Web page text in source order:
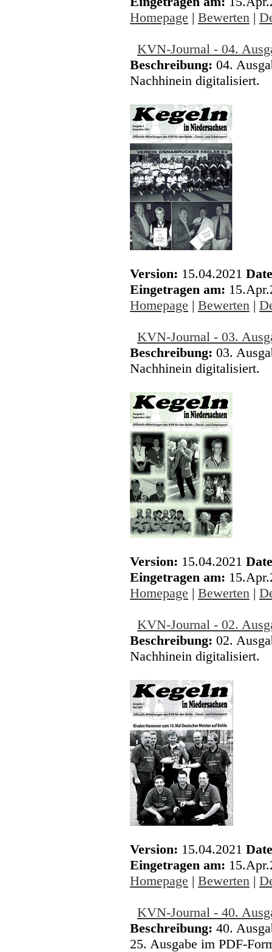
Homepage | Bewerten |
KVN-Journal - 04.
Beschreibung: 04.
Nachhinein digitalisiert.
Version: 15.04.2021
Eingetragen am:
Homepage | Bewerten |
KVN-Journal - 03.
Beschreibung: 03.
Nachhinein digitalisiert.
Version: 15.04.2021
Eingetragen am:
Homepage | Bewerten |
KVN-Journal - 02.
Beschreibung: 02.
Nachhinein digitalisiert.
Version: 15.04.2021
Eingetragen am:
Homepage | Bewerten |
KVN-Journal - 40.
Beschreibung: 40.
25. Ausgabe im PDF-